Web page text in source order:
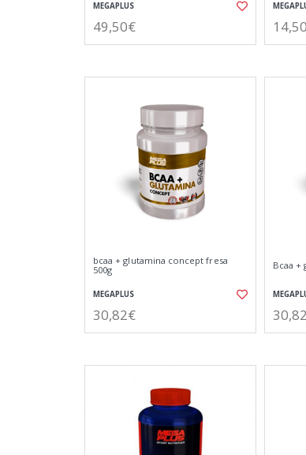
MEGAPLUS
49,50€
bcaa + glutamina concept fresa
500g
MEGAPLUS
30,82€
Bcaa +